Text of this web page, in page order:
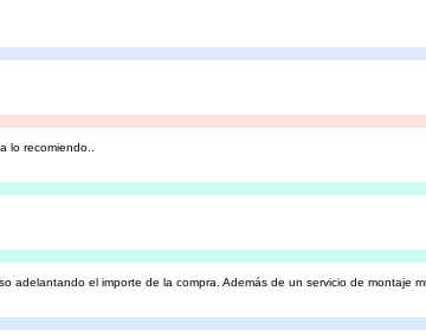
lo recomiendo..
adelantando el importe de la compra. Además de un servicio de montaje